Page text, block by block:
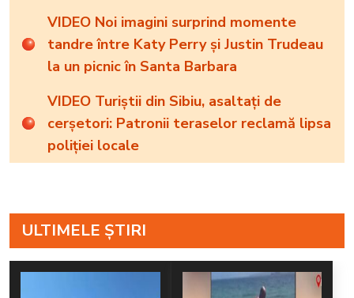
VIDEO Noi imagini surprind momente
tandre între Katy Perry și Justin Trudeau
la un picnic în Santa Barbara
VIDEO Turiștii din Sibiu, asaltați de
cerșetori: Patronii teraselor reclamă lipsa
poliției locale
ULTIMELE ȘTIRI